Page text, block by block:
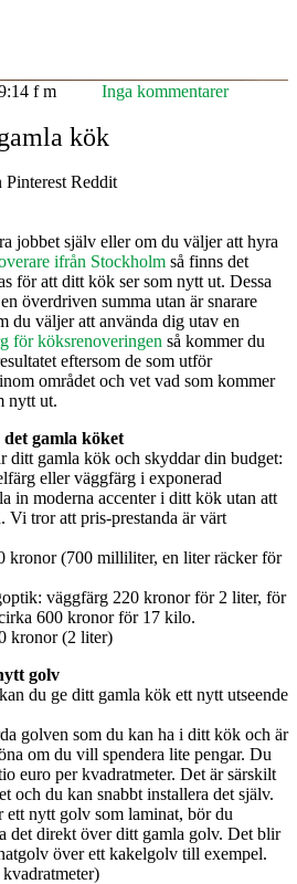
f m Inga kommentarer
kök
Pinterest Reddit
jobbet själv eller om du väljer att hyra
ifrån Stockholm så finns det
för att ditt kök ser som nytt ut. Dessa
överdriven summa utan är snarare
du väljer att använda dig utav en
för köksrenoveringen så kommer du
eftersom de som utför
området och vet vad som kommer
nytt ut.
gamla köket
ditt gamla kök och skyddar din budget:
eller väggfärg i exponerad
in moderna accenter i ditt kök utan att
Vi tror att pris-prestanda är värt
kronor (700 milliliter, en liter räcker för
väggfärg 220 kronor för 2 liter, för
600 kronor för 17 kilo.
kronor (2 liter)
golv
du ge ditt gamla kök ett nytt utseende
golven som du kan ha i ditt kök och är
om du vill spendera lite pengar. Du
euro per kvadratmeter. Det är särskilt
och du kan snabbt installera det själv.
ett nytt golv som laminat, bör du
det direkt över ditt gamla golv. Det blir
över ett kakelgolv till exempel.